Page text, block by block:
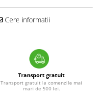
Cere informatii
Transport gratuit
Transport gratuit la comenzile mai
mari de 500 lei.